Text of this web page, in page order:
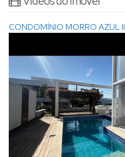
CONDOMÍNIO MORRO AZUL II